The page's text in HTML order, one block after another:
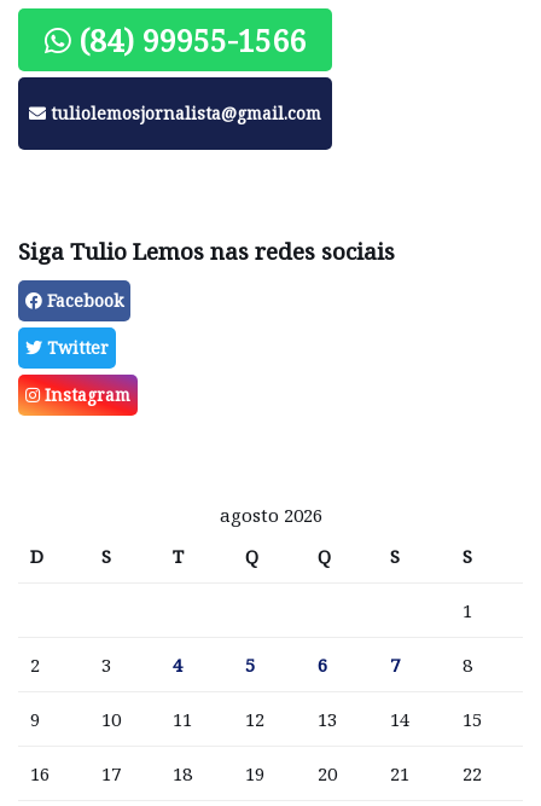
(84) 99955-1566
tuliolemosjornalista@gmail.com
Siga Tulio Lemos nas redes sociais
Facebook
Twitter
Instagram
agosto 2026
D
S T Q Q S S
1
2 3 4 5 6 7 8
9 10 11 12 13 14 15
16 17 18 19 20 21 22